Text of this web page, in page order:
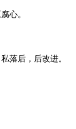
心。
落后，后改进。